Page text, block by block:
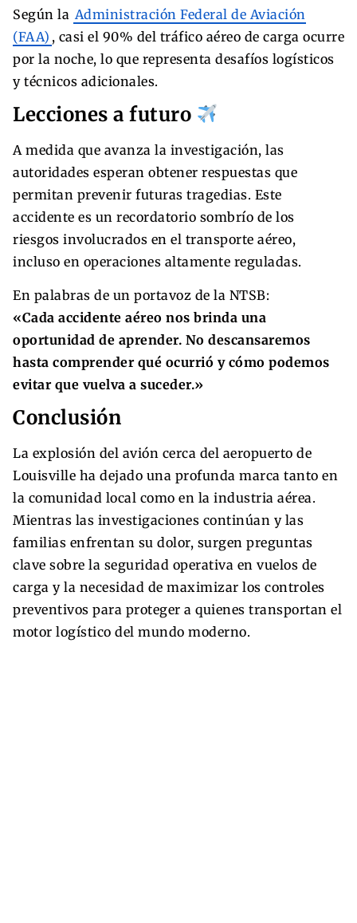
Según la Administración Federal de Aviación
(FAA) , casi el 90% del tráfico aéreo de carga ocurre
por la noche, lo que representa desafíos logísticos
y técnicos adicionales.
Lecciones a futuro
A medida que avanza la investigación, las
autoridades esperan obtener respuestas que
permitan prevenir futuras tragedias. Este
accidente es un recordatorio sombrío de los
riesgos involucrados en el transporte aéreo,
incluso en operaciones altamente reguladas.
En palabras de un portavoz de la NTSB:
«Cada accidente aéreo nos brinda una
oportunidad de aprender. No descansaremos
hasta comprender qué ocurrió y cómo podemos
evitar que vuelva a suceder.»
Conclusión
La explosión del avión cerca del aeropuerto de
Louisville ha dejado una profunda marca tanto en
la comunidad local como en la industria aérea.
Mientras las investigaciones continúan y las
familias enfrentan su dolor, surgen preguntas
clave sobre la seguridad operativa en vuelos de
carga y la necesidad de maximizar los controles
preventivos para proteger a quienes transportan el
motor logístico del mundo moderno.